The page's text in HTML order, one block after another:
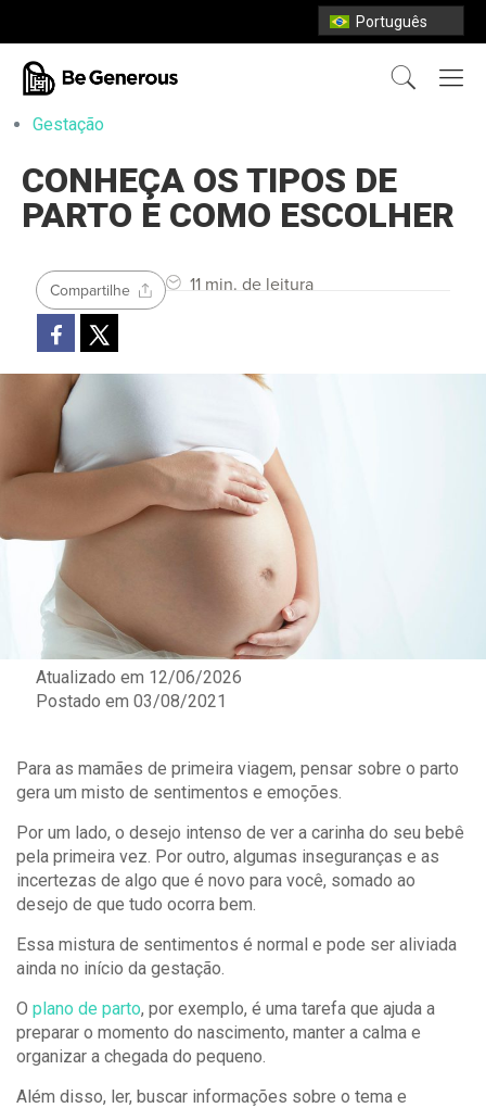
Português
Gestação
CONHEÇA OS TIPOS DE
PARTO E COMO ESCOLHER
11 min. de leitura
Compartilhe
Atualizado em 12/06/2026
Postado em 03/08/2021
Para as mamães de primeira viagem, pensar sobre o parto
gera um misto de sentimentos e emoções.
Por um lado, o desejo intenso de ver a carinha do seu bebê
pela primeira vez. Por outro, algumas inseguranças e as
incertezas de algo que é novo para você, somado ao
desejo de que tudo ocorra bem.
Essa mistura de sentimentos é normal e pode ser aliviada
ainda no início da gestação.
O plano de parto, por exemplo, é uma tarefa que ajuda a
preparar o momento do nascimento, manter a calma e
organizar a chegada do pequeno.
Além disso, ler, buscar informações sobre o tema e